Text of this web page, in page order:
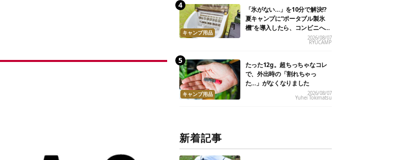
キャンプ用品
「氷がない…」を10分で解決!?
夏キャンプに“ポータブル製氷
機”を導入したら、コンビニへ走
2026/08/07
RYUCAMP
キャンプ用品
たった12g。超ちっちゃなコレ
で、外出時の「割れちゃっ
た…」がなくなりました
2026/08/07
Yuhei Tokimatsu
新着記事